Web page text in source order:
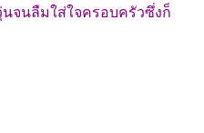
จนลืมใส่ใจครอบครัวซึ่งก็